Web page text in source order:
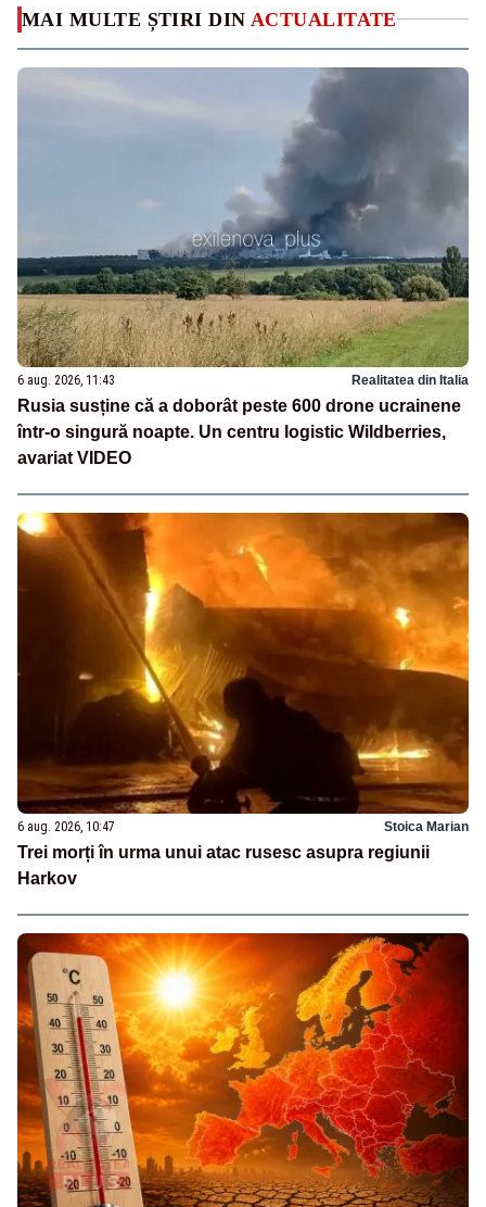
MAI MULTE ȘTIRI DIN ACTUALITATE
6 aug. 2026, 11:43 Realitatea din Italia
Rusia susține că a doborât peste 600 drone ucrainene
într-o singură noapte. Un centru logistic Wildberries,
avariat VIDEO
6 aug. 2026, 10:47 Stoica Marian
Trei morți în urma unui atac rusesc asupra regiunii
Harkov